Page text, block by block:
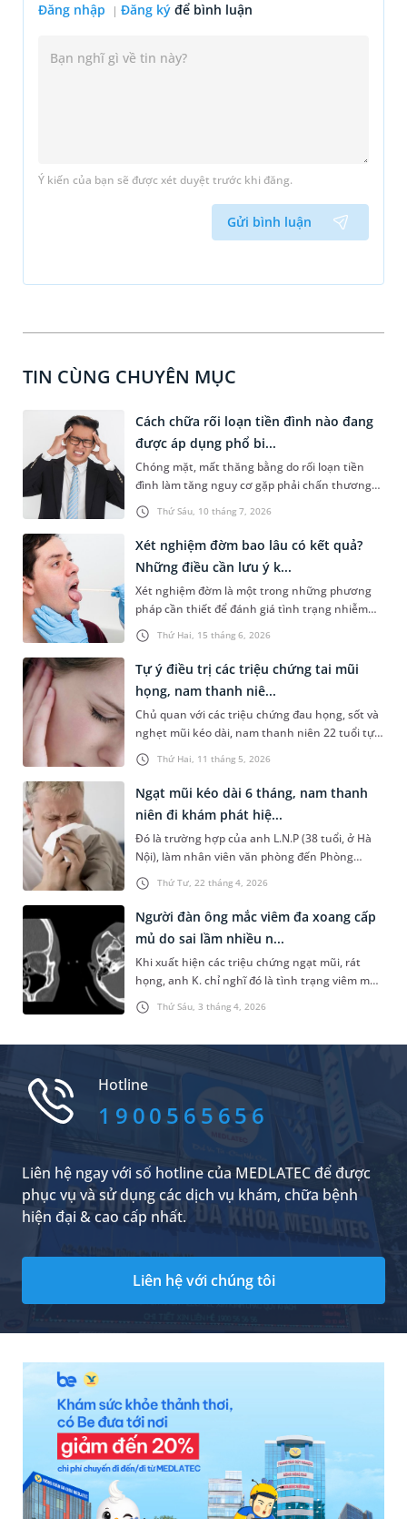
Đăng nhập Đăng ký để bình luận
Ý kiến của bạn sẽ được xét duyệt trước khi đăng.
Gửi bình luận
TIN CÙNG CHUYÊN MỤC
Thứ Sáu, 10 tháng 7, 2026
Cách chữa rối loạn tiền đình nào đang
được áp dụng phổ bi...
Chóng mặt, mất thăng bằng do rối loạn tiền
đình làm tăng nguy cơ gặp phải chấn thương
nghiêm trọng. Bệnh dễ gặp hơn ở người trung
niên, cao tuổi hoặc người thường xuyên căng
thẳng, làm việc quá sức. Nội dung chia sẻ dưới
đây sẽ cùng bạn tìm hiểu cách chữa rối loạn
tiền đình giúp kiểm soát triệu chứng, hạn chế
tái phát và ngăn ngừa biến chứng nguy hiểm.
Thứ Hai, 15 tháng 6, 2026
Xét nghiệm đờm bao lâu có kết quả?
Những điều cần lưu ý k...
Xét nghiệm đờm là một trong những phương
pháp cần thiết để đánh giá tình trạng nhiễm
trùng, viêm hoặc bệnh lý tại đường hô hấp. Vậy
xét nghiệm đờm bao lâu có kết quả, cần lưu ý
những gì để tránh sai lệch kết quả? Những
thông tin sau đây sẽ giúp bạn làm rõ vấn đề này
và có tâm thế chủ động hơn trong quá trình
thăm khám.
Thứ Hai, 11 tháng 5, 2026
Tự ý điều trị các triệu chứng tai mũi
họng, nam thanh niê...
Chủ quan với các triệu chứng đau họng, sốt và
nghẹt mũi kéo dài, nam thanh niên 22 tuổi tự
mua thuốc điều trị tại nhà. Tuy nhiên, tình
trạng không cải thiện mà còn xuất hiện đau tai,
ù tai, nghe kém tăng dần. Khi đến thăm khám
chuyên khoa Tai Mũi Họng tại MEDLATEC, bệnh
nhân được chẩn đoán viêm đa xoang cấp bội
nhiễm, biến chứng viêm tai giữa cấp.
Thứ Tư, 22 tháng 4, 2026
Ngạt mũi kéo dài 6 tháng, nam thanh
niên đi khám phát hiệ...
Đó là trường hợp của anh L.N.P (38 tuổi, ở Hà
Nội), làm nhân viên văn phòng đến Phòng
khám Đa khoa MEDLATEC Tây Hồ khám do
ngạt mũi phải. Với chẩn đoán u nhú mũi xoang,
bệnh nhân có chỉ định thực hiện phẫu thuật và
may mắn chấm dứt hoàn toàn tình trạng ngạt
mũi kéo dài suốt 6 tháng.
Thứ Sáu, 3 tháng 4, 2026
Người đàn ông mắc viêm đa xoang cấp
mủ do sai lầm nhiều n...
Khi xuất hiện các triệu chứng ngạt mũi, rát
họng, anh K. chỉ nghĩ đó là tình trạng viêm mũi
- họng thông thường nên tự ý mua kháng sinh
về dùng. Sau nhiều ngày điều trị tại nhà không
đến khi đến MEDLATEC thăm khám, anh mới
hệ quả từ việc chủ quan và tự điều trị sai cách,
một sai lầm không hiếm gặp ở nhiều người.
Hotline
1900565656
Liên hệ ngay với số hotline của MEDLATEC để được
phục vụ và sử dụng các dịch vụ khám, chữa bệnh
hiện đại & cao cấp nhất.
Liên hệ với chúng tôi